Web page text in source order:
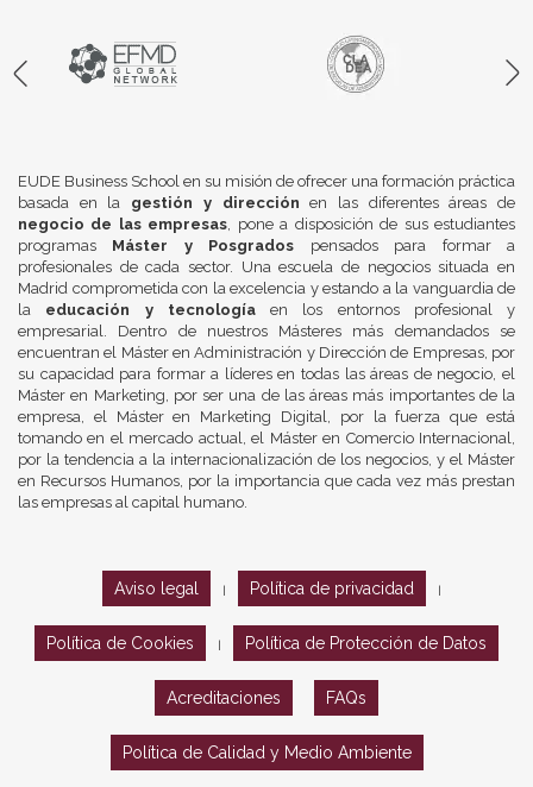
EUDE Business School en su misión de ofrecer una formación práctica
basada en la gestión y dirección en las diferentes áreas de
negocio de las empresas, pone a disposición de sus estudiantes
programas Máster y Posgrados pensados para formar a
profesionales de cada sector. Una escuela de negocios situada en
Madrid comprometida con la excelencia y estando a la vanguardia de
la educación y tecnologíaen los entornos profesional y
empresarial. Dentro de nuestros Másteres más demandados se
encuentran el Máster en Administración y Dirección de Empresas, por
su capacidad para formar a líderes en todas las áreas de negocio, el
Máster en Marketing, por ser una de las áreas más importantes de la
empresa, el Máster en Marketing Digital, por la fuerza que está
tomando en el mercado actual, el Máster en Comercio Internacional,
por la tendencia a la internacionalización de los negocios, y el Máster
en Recursos Humanos, por la importancia que cada vez más prestan
las empresas al capital humano.
Aviso legal Política de privacidad
Política de Cookies Política de Protección de Datos
Acreditaciones FAQs
Política de Calidad y Medio Ambiente